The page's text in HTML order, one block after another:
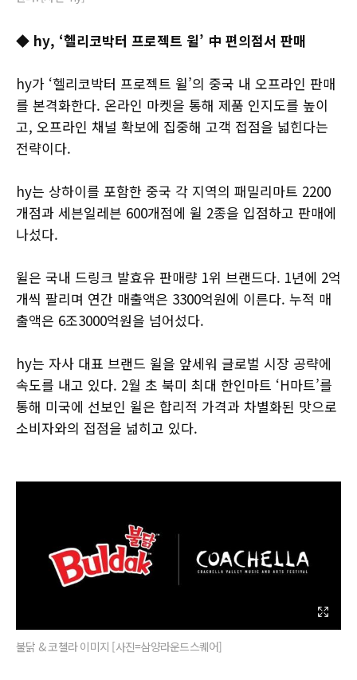
◆ hy, ‘헬리코박터 프로젝트 윌’ 中 편의점서 판매
hy가 ‘헬리코박터 프로젝트 윌’의 중국 내 오프라인 판매
를 본격화한다. 온라인 마켓을 통해 제품 인지도를 높이
고, 오프라인 채널 확보에 집중해 고객 접점을 넓힌다는
전략이다.
hy는 상하이를 포함한 중국 각 지역의 패밀리마트 2200
개점과 세븐일레븐 600개점에 윌 2종을 입점하고 판매에
나섰다.
윌은 국내 드링크 발효유 판매량 1위 브랜드다. 1년에 2억
개씩 팔리며 연간 매출액은 3300억원에 이른다. 누적 매
출액은 6조3000억원을 넘어섰다.
hy는 자사 대표 브랜드 윌을 앞세워 글로벌 시장 공략에
속도를 내고 있다. 2월 초 북미 최대 한인마트 ‘H마트’를
통해 미국에 선보인 윌은 합리적 가격과 차별화된 맛으로
소비자와의 접점을 넓히고 있다.
불닭 & 코첼라 이미지 [사진=삼양라운드스퀘어]